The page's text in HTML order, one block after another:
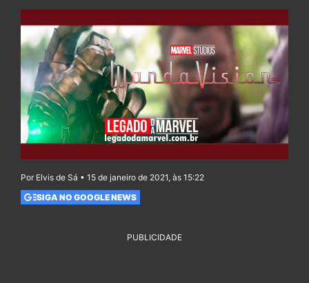
Por Elvis de Sá • 15 de janeiro de 2021, às 15:22
SIGA NO GOOGLE NEWS
PUBLICIDADE